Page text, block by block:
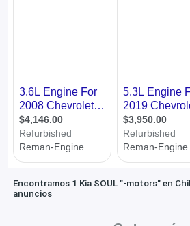
Encontramos 1 Kia SOUL "-motors" en
anuncios